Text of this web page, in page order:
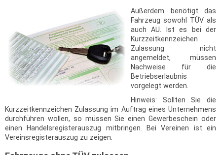
Außerdem benötigt das
Fahrzeug sowohl TÜV als
auch AU. Ist es bei der
Kurzzeitkennzeichen
Zulassung nicht
angemeldet, müssen
Nachweise für die
Betriebserlaubnis
vorgelegt werden.
Hinweis: Sollten Sie die
Kurzzeitkennzeichen Zulassung im Auftrag eines Unternehmens
durchführen wollen, so müssen Sie einen Gewerbeschein oder
einen Handelsregisterauszug mitbringen. Bei Vereinen ist ein
Vereinsregisterauszug zu zeigen.